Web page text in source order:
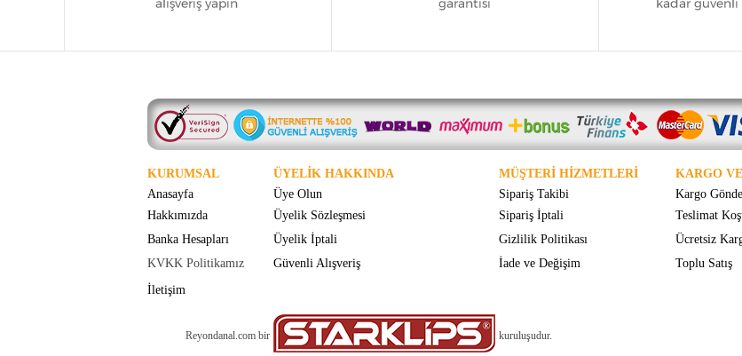
KURUMSAL ÜYELİK HAKKINDA MÜŞTERİ HİZMETLERİ KARGO
Anasayfa Üye Olun Sipariş Takibi
Kargo
Hakkımızda
Üyelik Sözleşmesi Sipariş İptali
Teslimat
Banka Hesapları
Üyelik İptali Gizlilik Politikası
Ücretsiz
KVKK Politikamız
Güvenli Alışveriş İade ve Değişim
Toplu Satış
İletişim
Reyondanal.com bir kuruluşudur.